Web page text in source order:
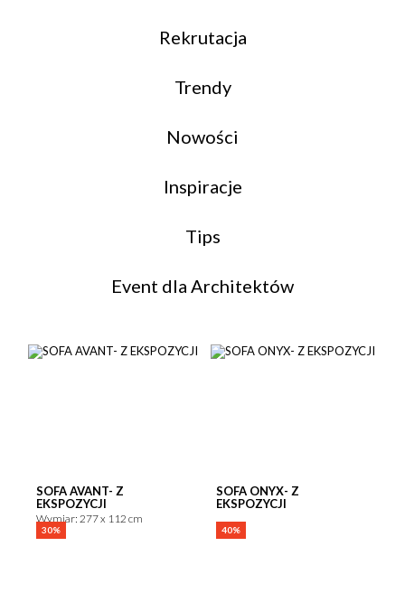
Rekrutacja
Trendy
Nowości
Inspiracje
Tips
Event dla Architektów
30%
SOFA AVANT- Z
EKSPOZYCJI
Wymiar: 277 x 112 cm
40%
SOFA ONYX- Z
EKSPOZYCJI